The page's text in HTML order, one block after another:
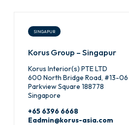
SINGAPUR
Korus Group – Singapur
Korus Interior(s) PTE LTD
600 North Bridge Road, #13-06
Parkview Square 188778
Singapore
+65 6396 6668
Eadmin@korus-asia.com